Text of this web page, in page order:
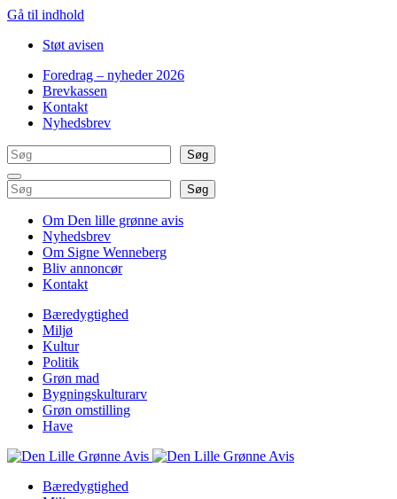
Gå til indhold
Støt avisen
Foredrag – nyheder 2026
Brevkassen
Kontakt
Nyhedsbrev
Søg
Søg
Søg Søg
Om Den lille grønne avis
Nyhedsbrev
Om Signe Wenneberg
Bliv annoncør
Kontakt
Bæredygtighed
Miljø
Kultur
Politik
Grøn mad
Bygningskulturarv
Grøn omstilling
Have
Bæredygtighed